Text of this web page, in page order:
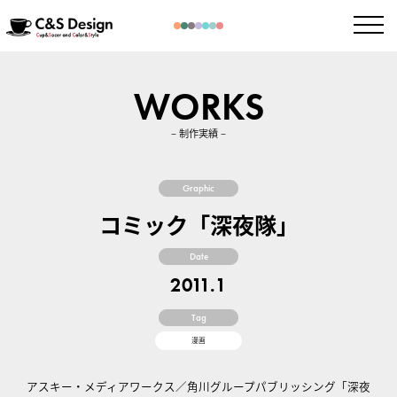
WORKS
– 制作実績 –
Graphic
コミック「深夜隊」
Date
2011.1
Tag
漫画
アスキー・メディアワークス／角川グループパブリッシング「深夜